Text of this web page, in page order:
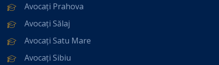
Avocați Prahova
Avocați Sălaj
Avocați Satu Mare
Avocați Sibiu